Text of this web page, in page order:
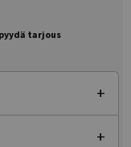
tarjous